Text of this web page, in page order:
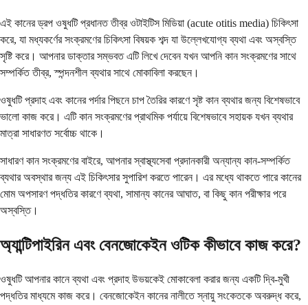
এই কানের ড্রপ ওষুধটি প্রধানত তীব্র ওটাইটিস মিডিয়া (acute otitis media) চিকিৎসা
করে, যা মধ্যকর্ণের সংক্রমণের চিকিৎসা বিষয়ক শব্দ যা উল্লেখযোগ্য ব্যথা এবং অস্বস্তি
সৃষ্টি করে। আপনার ডাক্তার সম্ভবত এটি লিখে দেবেন যখন আপনি কান সংক্রমণের সাথে
সম্পর্কিত তীব্র, স্পন্দনশীল ব্যথার সাথে মোকাবিলা করছেন।
ওষুধটি প্রদাহ এবং কানের পর্দার পিছনে চাপ তৈরির কারণে সৃষ্ট কান ব্যথার জন্য বিশেষভাবে
ভালো কাজ করে। এটি কান সংক্রমণের প্রাথমিক পর্যায়ে বিশেষভাবে সহায়ক যখন ব্যথার
মাত্রা সাধারণত সর্বোচ্চ থাকে।
সাধারণ কান সংক্রমণের বাইরে, আপনার স্বাস্থ্যসেবা প্রদানকারী অন্যান্য কান-সম্পর্কিত
ব্যথার অবস্থার জন্য এই চিকিৎসার সুপারিশ করতে পারেন। এর মধ্যে থাকতে পারে কানের
মোম অপসারণ পদ্ধতির কারণে ব্যথা, সামান্য কানের আঘাত, বা কিছু কান পরীক্ষার পরে
অস্বস্তি।
অ্যান্টিপাইরিন এবং বেনজোকেইন ওটিক কীভাবে কাজ করে?
ওষুধটি আপনার কানে ব্যথা এবং প্রদাহ উভয়কেই মোকাবেলা করার জন্য একটি দ্বি-মুখী
পদ্ধতির মাধ্যমে কাজ করে। বেনজোকেইন কানের নালীতে স্নায়ু সংকেতকে অবরুদ্ধ করে,